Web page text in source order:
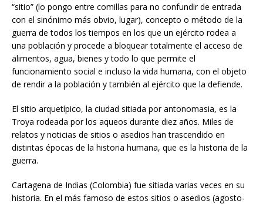
“sitio” (lo pongo entre comillas para no confundir de entrada
con el sinónimo más obvio, lugar), concepto o método de la
guerra de todos los tiempos en los que un ejército rodea a
una población y procede a bloquear totalmente el acceso de
alimentos, agua, bienes y todo lo que permite el
funcionamiento social e incluso la vida humana, con el objeto
de rendir a la población y también al ejército que la defiende.
El sitio arquetípico, la ciudad sitiada por antonomasia, es la
Troya rodeada por los aqueos durante diez años. Miles de
relatos y noticias de sitios o asedios han trascendido en
distintas épocas de la historia humana, que es la historia de la
guerra.
Cartagena de Indias (Colombia) fue sitiada varias veces en su
historia. En el más famoso de estos sitios o asedios (agosto-